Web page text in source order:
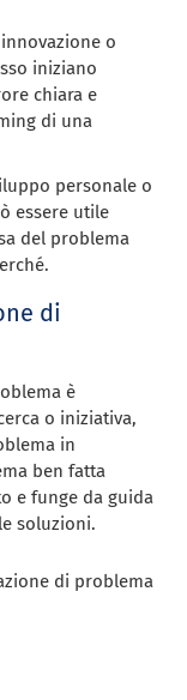
o
iniziano
chiara e
di una
personale o
essere utile
del problema
di
è
o iniziativa,
in
ben fatta
e funge da guida
soluzioni.
di problema